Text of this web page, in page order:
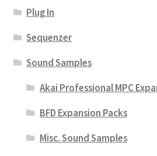
Plug In
Sequenzer
Sound Samples
Akai Professional MPC
BFD Expansion Packs
Misc. Sound Samples